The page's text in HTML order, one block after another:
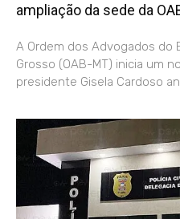
ampliação da sede da
A Ordem dos Advogados do
Grosso (OAB-MT) inicia um
presidente Gisela Cardoso